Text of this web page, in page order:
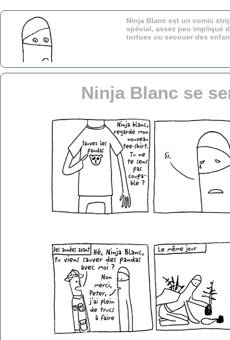
Ninja Blanc est un comic
spécial, assez peu impliqué
tortues ou secouer des
Ninja Blanc se